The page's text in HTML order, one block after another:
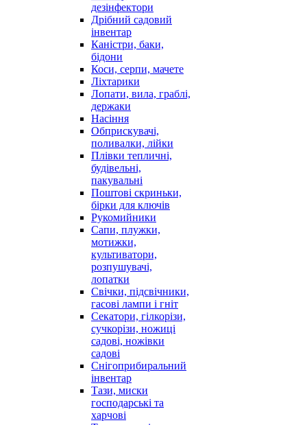
дезінфектори
Дрібний садовий
інвентар
Каністри, баки,
бідони
Коси, серпи, мачете
Ліхтарики
Лопати, вила, граблі,
держаки
Насіння
Обприскувачі,
поливалки, лійки
Плівки тепличні,
будівельні,
пакувальні
Поштові скриньки,
бірки для ключів
Рукомийники
Сапи, плужки,
мотижки,
культиватори,
розпушувачі,
лопатки
Свічки, підсвічники,
гасові лампи і гніт
Секатори, гілкорізи,
сучкорізи, ножиці
садові, ножівки
садові
Снігоприбиральний
інвентар
Тази, миски
господарські та
харчові